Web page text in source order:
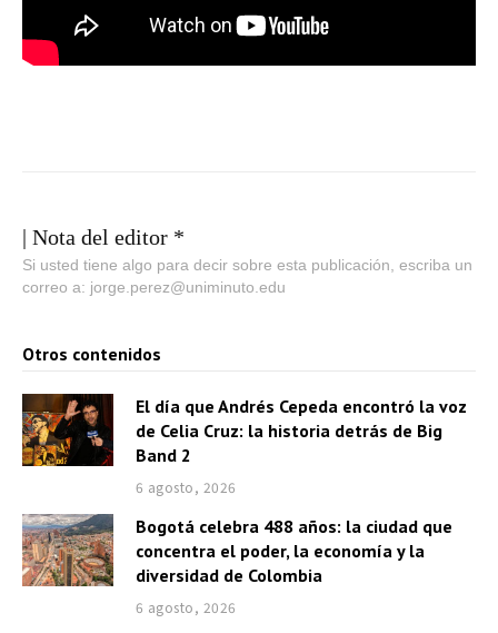
| Nota del editor *
Si usted tiene algo para decir sobre esta publicación, escriba un
correo a: jorge.perez@uniminuto.edu
Otros contenidos
El día que Andrés Cepeda encontró la voz
de Celia Cruz: la historia detrás de Big
Band 2
6 agosto, 2026
Bogotá celebra 488 años: la ciudad que
concentra el poder, la economía y la
diversidad de Colombia
6 agosto, 2026